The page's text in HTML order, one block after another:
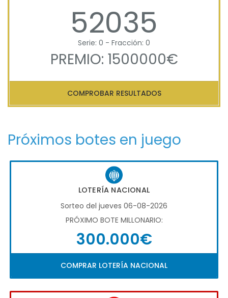
52035
Serie: 0 - Fracción: 0
PREMIO: 1500000€
COMPROBAR RESULTADOS
Próximos botes en juego
LOTERÍA NACIONAL
Sorteo del jueves 06-08-2026
PRÓXIMO BOTE MILLONARIO:
300.000€
COMPRAR LOTERÍA NACIONAL